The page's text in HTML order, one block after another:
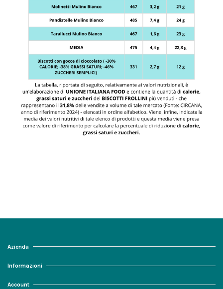
Azienda
Informazioni
Account